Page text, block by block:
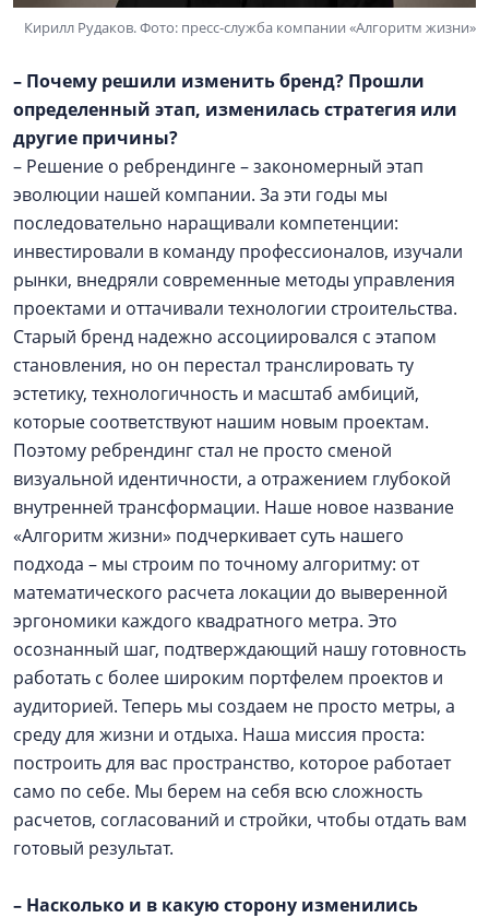
Кирилл Рудаков. Фото: пресс-служба компании «Алгоритм жизни»
– Почему решили изменить бренд? Прошли
определенный этап, изменилась стратегия или
другие причины?
– Решение о ребрендинге – закономерный этап
эволюции нашей компании. За эти годы мы
последовательно наращивали компетенции:
инвестировали в команду профессионалов, изучали
рынки, внедряли современные методы управления
проектами и оттачивали технологии строительства.
Старый бренд надежно ассоциировался с этапом
становления, но он перестал транслировать ту
эстетику, технологичность и масштаб амбиций,
которые соответствуют нашим новым проектам.
Поэтому ребрендинг стал не просто сменой
визуальной идентичности, а отражением глубокой
внутренней трансформации. Наше новое название
«Алгоритм жизни» подчеркивает суть нашего
подхода – мы строим по точному алгоритму: от
математического расчета локации до выверенной
эргономики каждого квадратного метра. Это
осознанный шаг, подтверждающий нашу готовность
работать с более широким портфелем проектов и
аудиторией. Теперь мы создаем не просто метры, а
среду для жизни и отдыха. Наша миссия проста:
построить для вас пространство, которое работает
само по себе. Мы берем на себя всю сложность
расчетов, согласований и стройки, чтобы отдать вам
готовый результат.
– Насколько и в какую сторону изменились